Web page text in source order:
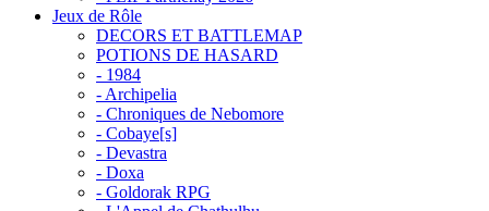
Jeux de Rôle
DECORS ET BATTLEMAP
POTIONS DE HASARD
- 1984
- Archipelia
- Chroniques de Nebomore
- Cobaye[s]
- Devastra
- Doxa
- Goldorak RPG